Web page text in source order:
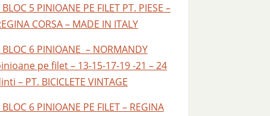
BLOC 5 PINIOANE PE FILET PT. PIESE –
CORSA – MADE IN ITALY
BLOC 6 PINIOANE – NORMANDY
pe filet – 13-15-17-19 -21 – 24
– PT. BICICLETE VINTAGE
BLOC 6 PINIOANE PE FILET – REGINA